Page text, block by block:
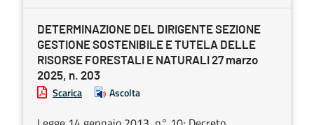
DETERMINAZIONE DEL DIRIGENTE SEZIONE
GESTIONE SOSTENIBILE E TUTELA DELLE
RISORSE FORESTALI E NATURALI 27 marzo
2025, n. 203
Scarica Ascolta